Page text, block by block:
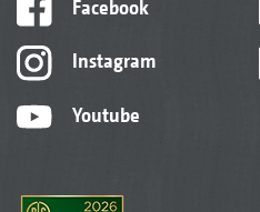
Facebook
Instagram
Youtube